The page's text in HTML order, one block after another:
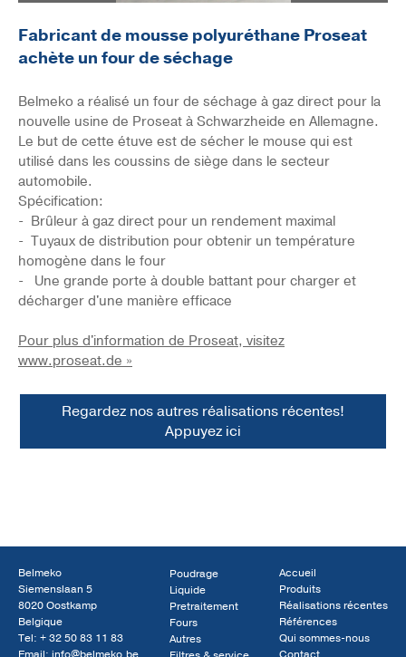
Fabricant de mousse polyuréthane Proseat
achète un four de séchage
Belmeko a réalisé un four de séchage à gaz direct pour la
nouvelle usine de Proseat à Schwarzheide en Allemagne.
Le but de cette étuve est de sécher le mouse qui est
utilisé dans les coussins de siège dans le secteur
automobile.
Spécification:
- Brûleur à gaz direct pour un rendement maximal
- Tuyaux de distribution pour obtenir un température
homogène dans le four
- Une grande porte à double battant pour charger et
décharger d'une manière efficace
Pour plus d'information de Proseat, visitez
www.proseat.de »
Regardez nos autres réalisations récentes!
Appuyez ici
Belmeko
Siemenslaan 5
8020 Oostkamp
Belgique
Tel: + 32 50 83 11 83
Poudrage
Liquide
Pretraitement
Fours
Autres
Accueil
Produits
Réalisations récentes
Références
Qui sommes-nous